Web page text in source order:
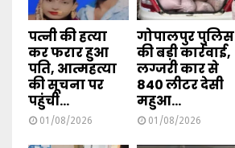
पत्नी की हत्या
कर फरार हुआ
पति, आत्महत्या
की सूचना पर
पहुंची...
01/08/2026
गोपालपुर पुलिस
की बड़ी कार्रवाई,
लग्जरी कार से
840 लीटर देसी
महुआ...
01/08/2026